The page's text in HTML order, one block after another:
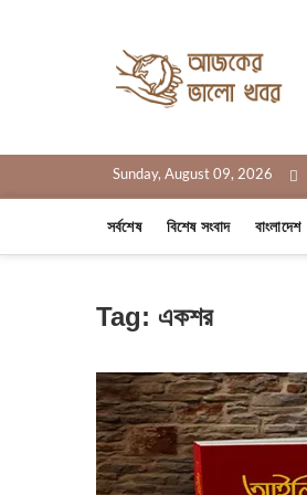
Sunday, August 09, 2026
সর্বশেষ বিশেষ সংবাদ বাংলাদেশ
Tag: একশর